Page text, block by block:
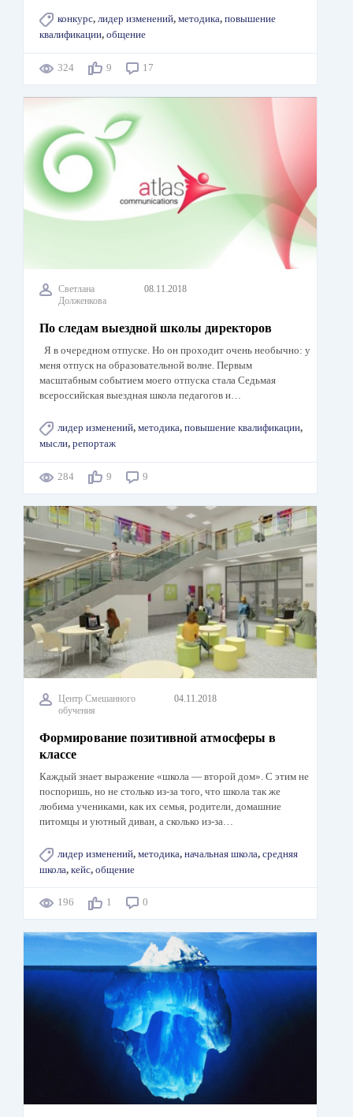
конкурс, лидер изменений, методика, повышение
квалификации, общение
324 9 17
Светлана
Долженкова
08.11.2018
По следам выездной школы директоров
Я в очередном отпуске. Но он проходит очень необычно: у
меня отпуск на образовательной волне. Первым
масштабным событием моего отпуска стала Седьмая
всероссийская выездная школа педагогов и…
лидер изменений, методика, повышение квалификации,
мысли, репортаж
284 9 9
Центр Смешанного
обучения
04.11.2018
Формирование позитивной атмосферы в
классе
Каждый знает выражение «школа — второй дом». С этим не
поспоришь, но не столько из-за того, что школа так же
любима учениками, как их семья, родители, домашние
питомцы и уютный диван, а сколько из-за…
лидер изменений, методика, начальная школа, средняя
школа, кейс, общение
196 1 0